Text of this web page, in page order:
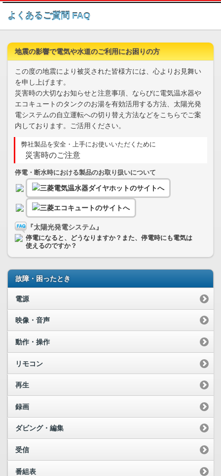
このページの本文へ
よくあるご質問 FAQ
地震の影響で電気や水道のご利用にお困りの方
この度の地震により被災された皆様方には、心よりお見舞い
を申し上げます。
災害時の大切なお知らせと注意事項、ならびに電気温水器や
エコキュートのタンクのお湯を有効活用する方法、太陽光発
電システムの自立運転への切り替え方法などをこちらでご案
内しております。ご活用ください。
弊社製品を安全・上手にお使いいただくために
災害時のご注意
停電・断水時における製品のお取り扱いについて
『太陽光発電システム』
停電になると、どうなりますか？また、停電時にも電気は
使えるのですか？
故障・困ったとき
電源
映像・音声
動作・操作
リモコン
再生
録画
ダビング・編集
受信
番組表